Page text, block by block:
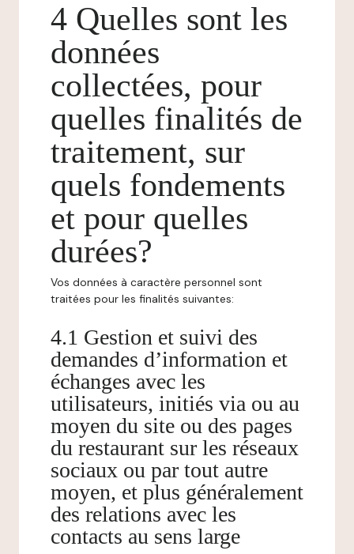
4 Quelles sont les
données
collectées, pour
quelles finalités de
traitement, sur
quels fondements
et pour quelles
durées?
Vos données à caractère personnel sont
traitées pour les finalités suivantes:
4.1 Gestion et suivi des
demandes d’information et
échanges avec les
utilisateurs, initiés via ou au
moyen du site ou des pages
du restaurant sur les réseaux
sociaux ou par tout autre
moyen, et plus généralement
des relations avec les
contacts au sens large